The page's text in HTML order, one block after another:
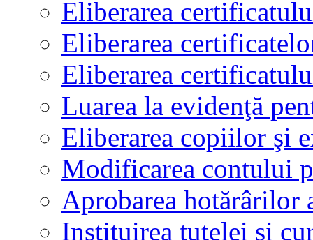
Eliberarea
Eliberarea
Eliberarea
Luarea la evidenţă
Eliberarea copiilor şi
Modificarea contului
Aprobarea hotărârilor
Instituirea tutelei şi